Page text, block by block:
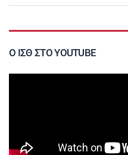
Ο ΙΣΘ ΣΤΟ YOUTUBE